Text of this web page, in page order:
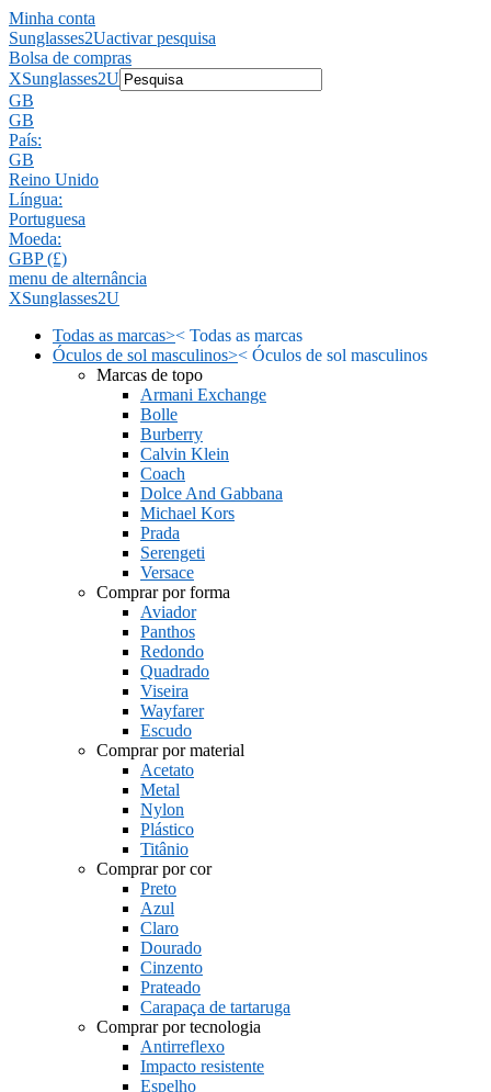
Minha conta
Sunglasses2Uactivar pesquisa
Bolsa de compras
XSunglasses2U
GB
GB
País:
GB
Reino Unido
Língua:
Portuguesa
Moeda:
GBP (£)
menu de alternância
XSunglasses2U
Todas as marcas>< Todas as marcas
Óculos de sol masculinos>< Óculos de sol masculinos
Marcas de topo
Armani Exchange
Bolle
Burberry
Calvin Klein
Coach
Dolce And Gabbana
Michael Kors
Prada
Serengeti
Versace
Comprar por forma
Aviador
Panthos
Redondo
Quadrado
Viseira
Wayfarer
Escudo
Comprar por material
Acetato
Metal
Nylon
Plástico
Titânio
Comprar por cor
Preto
Azul
Claro
Dourado
Cinzento
Prateado
Carapaça de tartaruga
Comprar por tecnologia
Antirreflexo
Impacto resistente
Espelho